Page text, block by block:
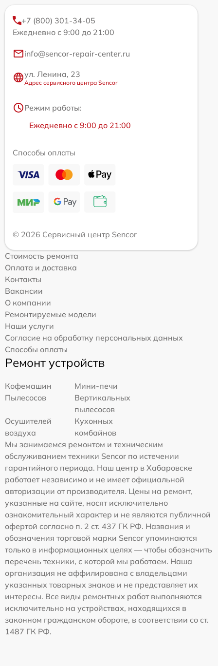
+7 (800) 301-34-05
Ежедневно с 9:00 до 21:00
info@sencor-repair-center.ru
ул. Ленина, 23
Адрес сервисного центра Sencor
Режим работы:
Ежедневно с 9:00 до 21:00
Способы оплаты
© 2026 Сервисный центр Sencor
Стоимость ремонта
Оплата и доставка
Контакты
Вакансии
О компании
Ремонтируемые модели
Наши услуги
Согласие на обработку персональных данных
Способы оплаты
Ремонт устройств
Кофемашин
Мини-печи
Пылесосов
Вертикальных
пылесосов
Осушителей
воздуха
Кухонных
комбайнов
Мы занимаемся ремонтом и техническим
обслуживанием техники Sencor по истечении
гарантийного периода. Наш центр в Хабаровске
работает независимо и не имеет официальной
авторизации от производителя. Цены на ремонт,
указанные на сайте, носят исключительно
ознакомительный характер и не являются публичной
офертой согласно п. 2 ст. 437 ГК РФ. Названия и
обозначения торговой марки Sencor упоминаются
только в информационных целях — чтобы обозначить
перечень техники, с которой мы работаем. Наша
организация не аффилирована с владельцами
указанных товарных знаков и не представляет их
интересы. Все виды ремонтных работ выполняются
исключительно на устройствах, находящихся в
законном гражданском обороте, в соответствии со ст.
1487 ГК РФ.